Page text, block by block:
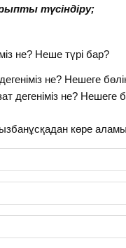
түсіндіру;
не? Неше түрі бар?
не? Нешеге
дегеніміз не? Нешеге
көре